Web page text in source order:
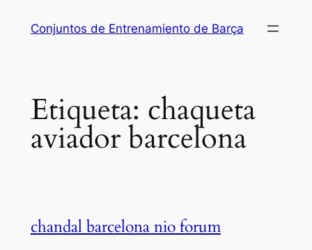
Conjuntos de Entrenamiento de Barça
Etiqueta: chaqueta
aviador barcelona
chandal barcelona nio forum